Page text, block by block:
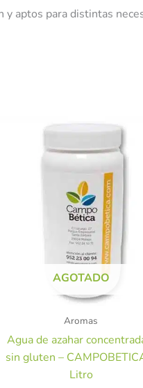
aptos para distintas
AGOTADO
Aromas
Agua de azahar
sin gluten –
Litro